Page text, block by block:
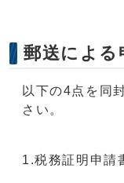
郵送による
以下の4点を同
さい。
1.税務証明申請